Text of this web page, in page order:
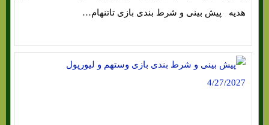
هدیه پیش بینی و شرط بندی بازی تاتنهام…